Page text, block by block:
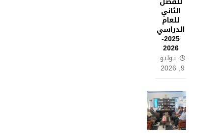
الثاني
للعام
الدراسي
2025-
2026
يوليو
9, 2026